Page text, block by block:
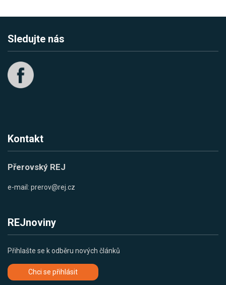
Sledujte nás
Kontakt
Přerovský REJ
e-mail: prerov@rej.cz
REJnoviny
Přihlašte se k odběru nových článků
Chci se přihlásit